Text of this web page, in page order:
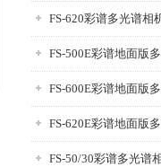
FS-620彩谱多光谱相
FS-500E彩谱地面版
FS-600E彩谱地面版
FS-620E彩谱地面版
FS-50/30彩谱多光谱